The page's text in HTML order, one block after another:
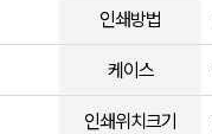
인쇄방법
케이스
인쇄위치크기